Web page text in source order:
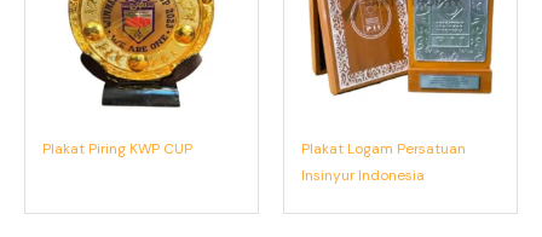
Plakat Piring KWP CUP
Plakat Logam Persatuan
Insinyur Indonesia